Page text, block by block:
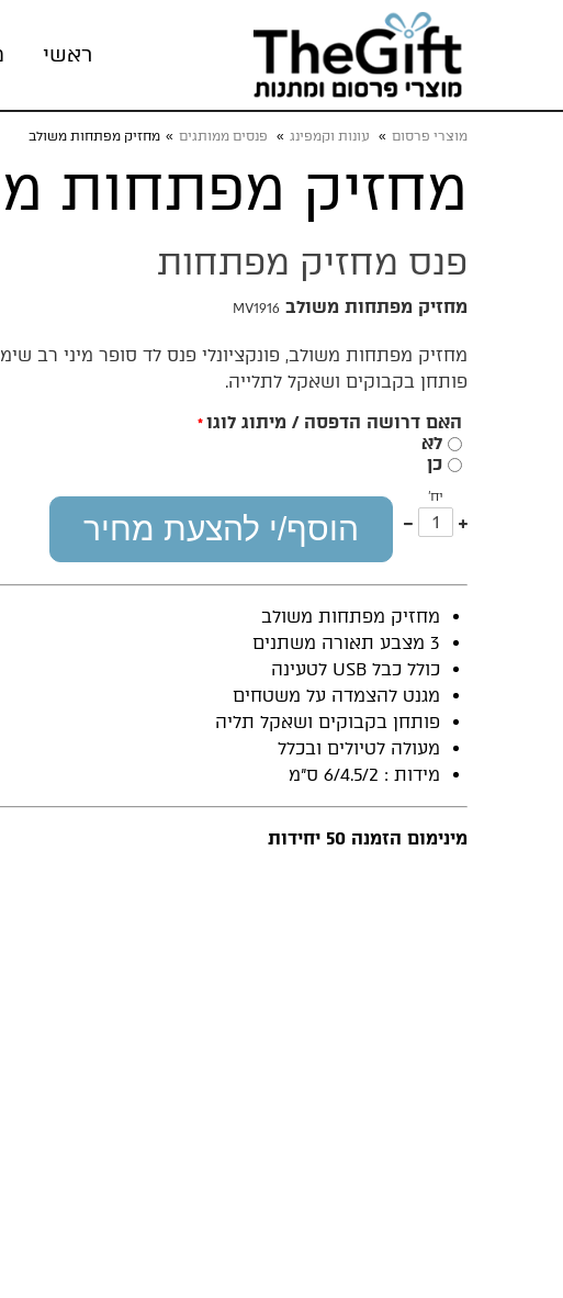
ראשי
מוצרי פרסום » עונות וקמפינג » פנסים ממותגים » מחזיק מפתחות משולב
מחזיק מפתחות
פנס מחזיק מפתחות
מחזיק מפתחות משולב MV1916
מחזיק מפתחות משולב, פונקציונלי פנס לד סופר מיני רב
פותחן בקבוקים ושאקל לתלייה.
האם דרושה הדפסה / מיתוג לוגו *
לא
כן
יח'
עוד
אחד
הוסף/י להצעת מחיר
מחזיק מפתחות משולב
3 מצבע תאורה משתנים
כולל כבל USB לטעינה
מגנט להצמדה על משטחים
פותחן בקבוקים ושאקל תליה
מעולה לטיולים ובכלל
מידות : 6/4.5/2 ס”מ
מינימום הזמנה 50 יחידות